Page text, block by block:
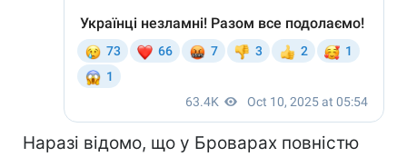
Наразі відомо, що у Броварах повністю